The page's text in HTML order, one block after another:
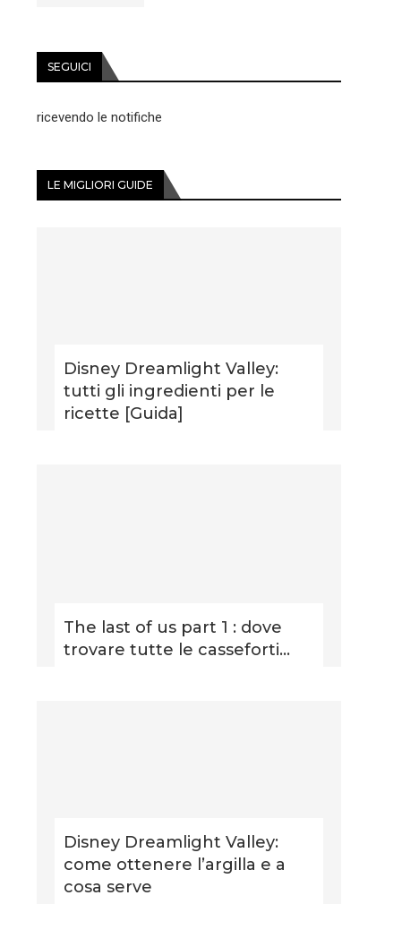
SEGUICI
ricevendo le notifiche
LE MIGLIORI GUIDE
Disney Dreamlight Valley:
tutti gli ingredienti per le
ricette [Guida]
The last of us part 1 : dove
trovare tutte le casseforti...
Disney Dreamlight Valley:
come ottenere l’argilla e a
cosa serve